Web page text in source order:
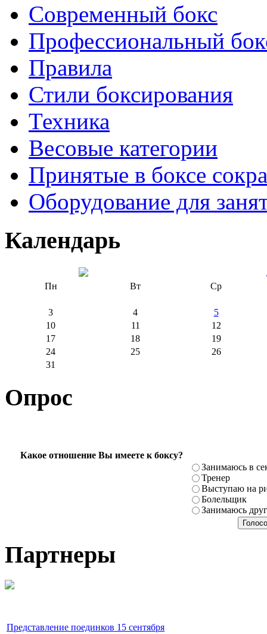
Современный бокс
Профессиональный
Правила
Стили боксирования
Техника
Весовые категории
Принятые в боксе
Оборудование для
Календарь
Пн
Вт Ср
3 4
5
10
11
12
17
18
19
24
25
26
31
Опрос
Какое отношение Вы имеете к боксу?
Занимаюсь в
Тренер
Выступаю на
Болельщик
Занимаюсь
Партнеры
Представление поединков 15 сентября